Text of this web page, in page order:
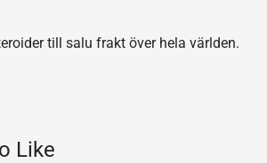
till salu frakt över hela världen.
Like